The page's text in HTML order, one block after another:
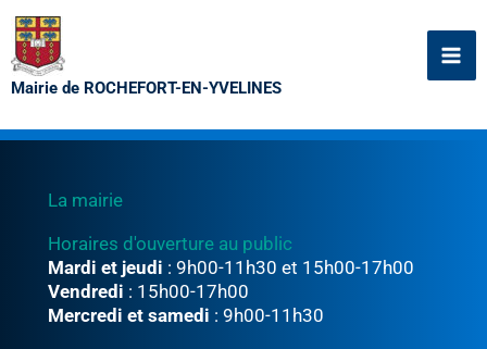
Aller
au
contenu
Mairie de ROCHEFORT-EN-YVELINES
La mairie
Horaires d'ouverture au public
Mardi et jeudi : 9h00-11h30 et 15h00-17h00
Vendredi : 15h00-17h00
Mercredi et samedi : 9h00-11h30